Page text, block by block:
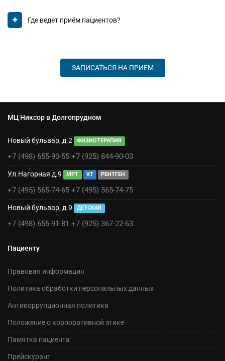
Где ведет приём пациентов?
ЗАПИСАТЬСЯ НА ПРИЕМ
МЦ Никсор в Долгопрудном
Новый бульвар, д.2 ФИЗИОТЕРАПИЯ
+7 (498) 655-90-55 +7 (925) 844-90-03
Ул.Нагорная д.9 МРТ КТ РЕНТГЕН
+7 (495) 565-74-65 +7 (495) 565-74-75
Новый бульвар, д.9 ДЕТСКАЯ
+7 (498) 655-91-81 +7 (925) 367-22-63
Пациенту
Правовая информация
Политика обработки персональных данных
Антикоррупционная политика
Положение о корпоративной этике
Памятка пациента
Прейскурант